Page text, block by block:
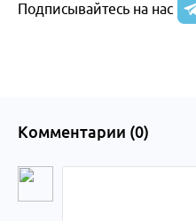
Подписывайтесь на нас
Комментарии (0)